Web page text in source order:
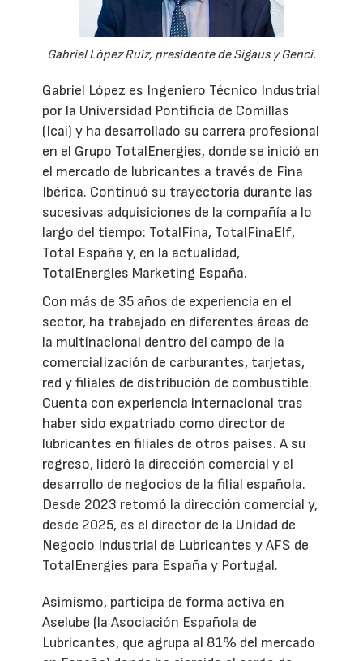
Gabriel López Ruiz, presidente de Sigaus y Genci.
Gabriel López es Ingeniero Técnico Industrial
por la Universidad Pontificia de Comillas
(Icai) y ha desarrollado su carrera profesional
en el Grupo TotalEnergies, donde se inició en
el mercado de lubricantes a través de Fina
Ibérica. Continuó su trayectoria durante las
sucesivas adquisiciones de la compañía a lo
largo del tiempo: TotalFina, TotalFinaElf,
Total España y, en la actualidad,
TotalEnergies Marketing España.
Con más de 35 años de experiencia en el
sector, ha trabajado en diferentes áreas de
la multinacional dentro del campo de la
comercialización de carburantes, tarjetas,
red y filiales de distribución de combustible.
Cuenta con experiencia internacional tras
haber sido expatriado como director de
lubricantes en filiales de otros países. A su
regreso, lideró la dirección comercial y el
desarrollo de negocios de la filial española.
Desde 2023 retomó la dirección comercial y,
desde 2025, es el director de la Unidad de
Negocio Industrial de Lubricantes y AFS de
TotalEnergies para España y Portugal.
Asimismo, participa de forma activa en
Aselube (la Asociación Española de
Lubricantes, que agrupa al 81% del mercado